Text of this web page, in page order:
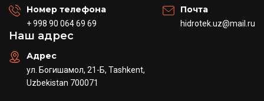
Номер телефона
+ 998 90 064 69 69
Почта
hidrotek.uz@mail.ru
Наш адрес
Адрес
ул. Богишамол, 21-Б, Tashkent,
Uzbekistan 700071